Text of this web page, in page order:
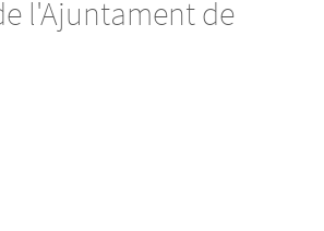
l'Ajuntament de